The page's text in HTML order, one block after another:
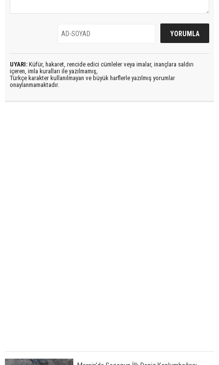
UYARI: Küfür, hakaret, rencide edici cümleler veya imalar, inançlara saldırı
içeren, imla kuralları ile yazılmamış,
Türkçe karakter kullanılmayan ve büyük harflerle yazılmış yorumlar
onaylanmamaktadır.